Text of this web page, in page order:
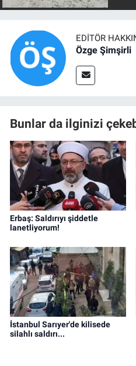
EDITÖR
Özge Şimşirli
Bunlar da ilginizi
Erbaş: Saldırıyı şiddetle
lanetliyorum!
İstanbul Sarıyer'de kilisede
silahlı saldırı...